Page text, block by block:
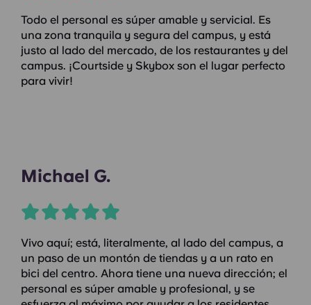
Todo el personal es súper amable y servicial. Es
una zona tranquila y segura del campus, y está
justo al lado del mercado, de los restaurantes y del
campus. ¡Courtside y Skybox son el lugar perfecto
para vivir!
Michael G.
Vivo aquí; está, literalmente, al lado del campus, a
un paso de un montón de tiendas y a un rato en
bici del centro. Ahora tiene una nueva dirección; el
personal es súper amable y profesional, y se